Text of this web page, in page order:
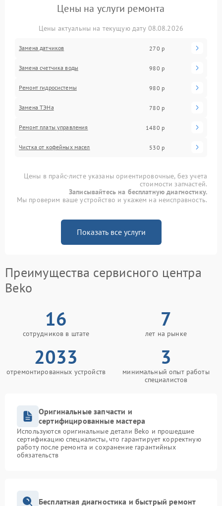
Цены на услуги ремонта
Цены актуальны на текущую дату 08.08.2026
Замена датчиков 270 р
Замена счетчика воды 980 р
Ремонт гидросистемы 980 р
Замена ТЭНа 780 р
Ремонт платы управления 1480 р
Чистка от кофейных масел 530 р
Цены в прайс-листе указаны ориентировочные, без учета
стоимости запчастей.
Записывайтесь на бесплатную диагностику.
Мы проверим ваше устройство и укажем на неисправность.
Показать все услуги
Преимущества сервисного центра
Beko
16
сотрудников в штате
7
лет на рынке
2033
отремонтированных устройств
3
минимальный опыт работы
специалистов
Оригинальные запчасти и
сертифицированные мастера
Используются оригинальные детали Beko и прошедшие
сертификацию специалисты, что гарантирует корректную
работу после ремонта и сохранение гарантийных
обязательств
Бесплатная диагностика и быстрый ремонт